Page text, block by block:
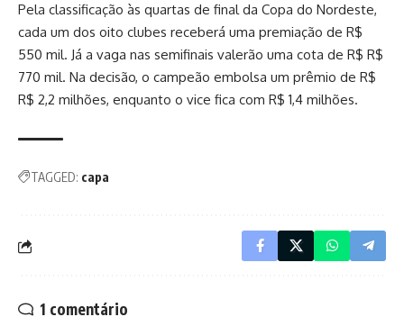
Pela classificação às quartas de final da Copa do Nordeste,
cada um dos oito clubes receberá uma premiação de R$
550 mil. Já a vaga nas semifinais valerão uma cota de R$ R$
770 mil. Na decisão, o campeão embolsa um prêmio de R$
R$ 2,2 milhões, enquanto o vice fica com R$ 1,4 milhões.
TAGGED: capa
1 comentário